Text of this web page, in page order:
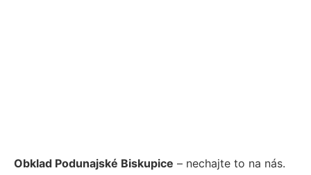
Obklad Podunajské Biskupice – nechajte to na nás.